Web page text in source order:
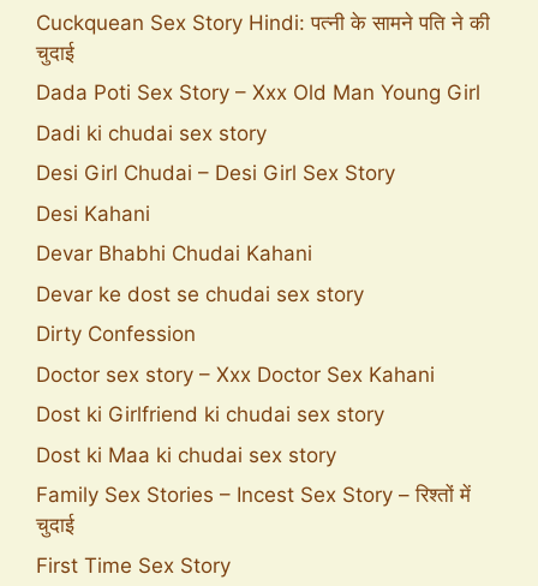
Cuckquean Sex Story Hindi: पत्नी के सामने पति ने की
चुदाई
Dada Poti Sex Story – Xxx Old Man Young Girl
Dadi ki chudai sex story
Desi Girl Chudai – Desi Girl Sex Story
Desi Kahani
Devar Bhabhi Chudai Kahani
Devar ke dost se chudai sex story
Dirty Confession
Doctor sex story – Xxx Doctor Sex Kahani
Dost ki Girlfriend ki chudai sex story
Dost ki Maa ki chudai sex story
Family Sex Stories – Incest Sex Story – रिश्तों में
चुदाई
First Time Sex Story